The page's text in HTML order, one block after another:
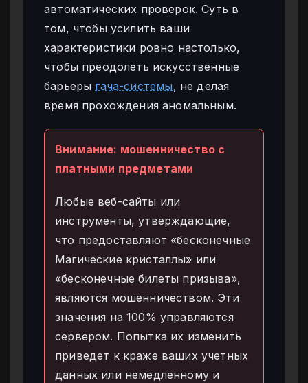
автоматических проверок. Суть в
том, чтобы усилить ваши
характеристики ровно настолько,
чтобы преодолеть искусственные
барьеры гача-системы, не делая
время прохождения аномальным.
Внимание: мошенничество с
платными предметами
Любые веб-сайты или
инструменты, утверждающие,
что предоставляют «бесконечные
Магические кристаллы» или
«бесконечные билеты призыва»,
являются мошенничеством. Эти
значения на 100% управляются
сервером. Попытка их изменить
приведет к краже ваших учетных
данных или немедленному и